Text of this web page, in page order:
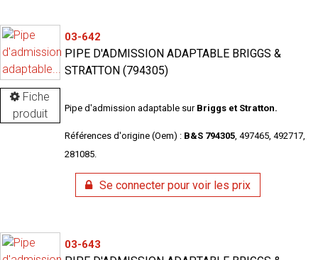
Fiche
produit
03-642
PIPE D'ADMISSION ADAPTABLE BRIGGS &
STRATTON (794305)
Pipe d'admission adaptable surBriggs et Stratton.
Références d'origine (Oem) : B&S 794305, 497465, 492717,
281085.
Se connecter pour voir les prix
03-643